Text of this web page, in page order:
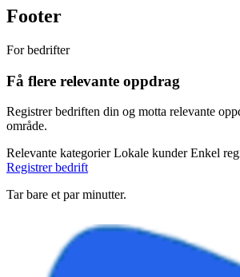
Footer
For bedrifter
Få flere relevante oppdrag
Registrer bedriften din og motta relevante
område.
Relevante kategorierLokale kunderEnkel
Registrer bedrift
Tar bare et par minutter.